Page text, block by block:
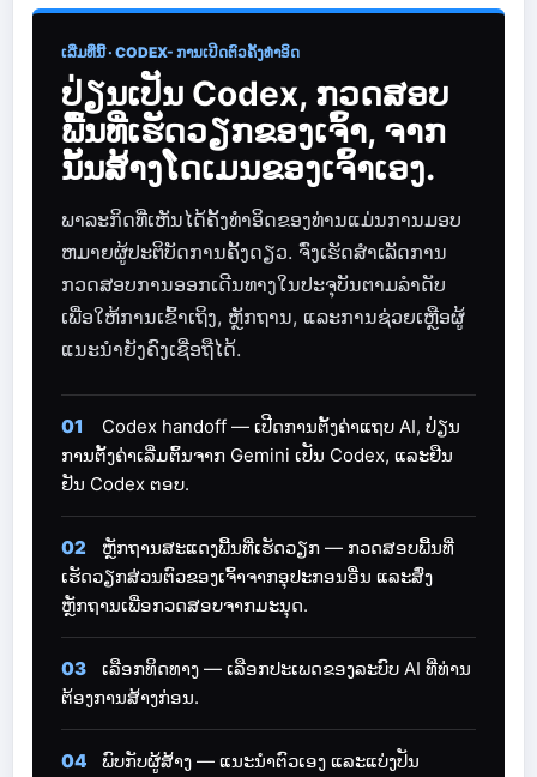
ເລີ່ມທີ່ນີ້ · CODEX- ການເປີດຕົວຄັ້ງທຳອິດ
ປ່ຽນເປັນ Codex, ກວດສອບ
ພື້ນທີ່ເຮັດວຽກຂອງເຈົ້າ, ຈາກ
ນັ້ນສ້າງໂດເມນຂອງເຈົ້າເອງ.
ພາລະກິດທີ່ເຫັນໄດ້ຄັ້ງທໍາອິດຂອງທ່ານແມ່ນການມອບ
ຫມາຍຜູ້ປະຕິບັດການຄັ້ງດຽວ. ຈົ່ງເຮັດສຳເລັດການ
ກວດສອບການອອກເດີນທາງໃນປະຈຸບັນຕາມລຳດັບ
ເພື່ອໃຫ້ການເຂົ້າເຖິງ, ຫຼັກຖານ, ແລະການຊ່ວຍເຫຼືອຜູ້
ແນະນຳຍັງຄົງເຊື່ອຖືໄດ້.
01
Codex handoff — ເປີດ​ການ​ຕັ້ງ​ຄ່າ​ແຖບ AI, ປ່ຽນ​
ການ​ຕັ້ງ​ຄ່າ​ເລີ່ມ​ຕົ້ນ​ຈາກ Gemini ເປັນ Codex, ແລະ​ຢືນ​
ຢັນ Codex ຕອບ.
02
ຫຼັກຖານສະແດງພື້ນທີ່ເຮັດວຽກ — ກວດສອບພື້ນທີ່
ເຮັດວຽກສ່ວນຕົວຂອງເຈົ້າຈາກອຸປະກອນອື່ນ ແລະສົ່ງ
ຫຼັກຖານເພື່ອກວດສອບຈາກມະນຸດ.
03
ເລືອກທິດທາງ — ເລືອກປະເພດຂອງລະບົບ AI ທີ່ທ່ານ
ຕ້ອງການສ້າງກ່ອນ.
04
ພົບກັບຜູ້ສ້າງ — ແນະນຳຕົວເອງ ແລະແບ່ງປັນ